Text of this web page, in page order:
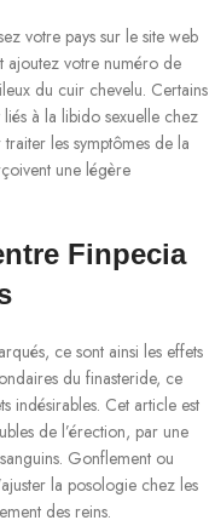
votre pays sur le site web
votre numéro de
du cuir chevelu. Certains
à la libido sexuelle chez
les symptômes de la
une légère
Finpecia
ce sont ainsi les effets
du finasteride, ce
indésirables. Cet article est
de l’érection, par une
Gonflement ou
la posologie chez les
des reins.